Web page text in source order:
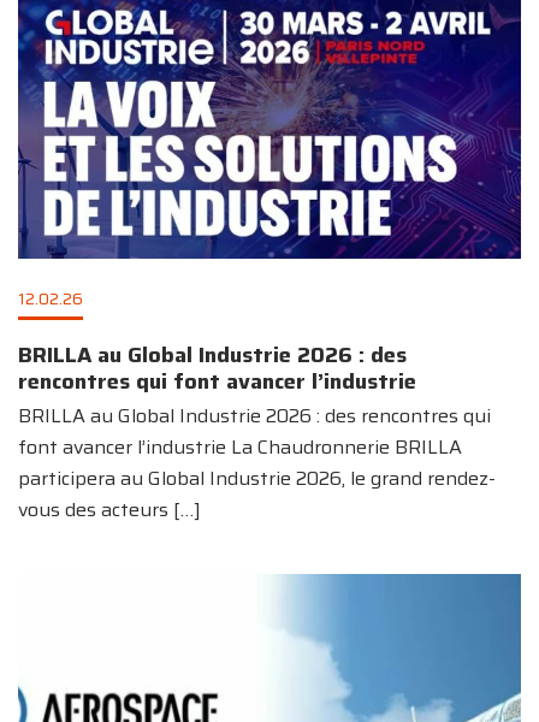
12.02.26
BRILLA au Global Industrie 2026 : des
rencontres qui font avancer l’industrie
BRILLA au Global Industrie 2026 : des rencontres qui
font avancer l’industrie La Chaudronnerie BRILLA
participera au Global Industrie 2026, le grand rendez-
vous des acteurs […]